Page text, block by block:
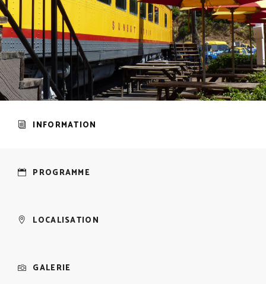
INFORMATION
PROGRAMME
LOCALISATION
GALERIE